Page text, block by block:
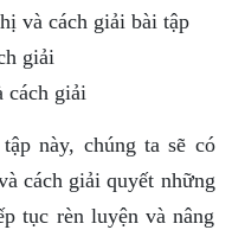
và cách giải bài tập
giải
cách giải
này, chúng ta sẽ có
cách giải quyết những
tục rèn luyện và nâng